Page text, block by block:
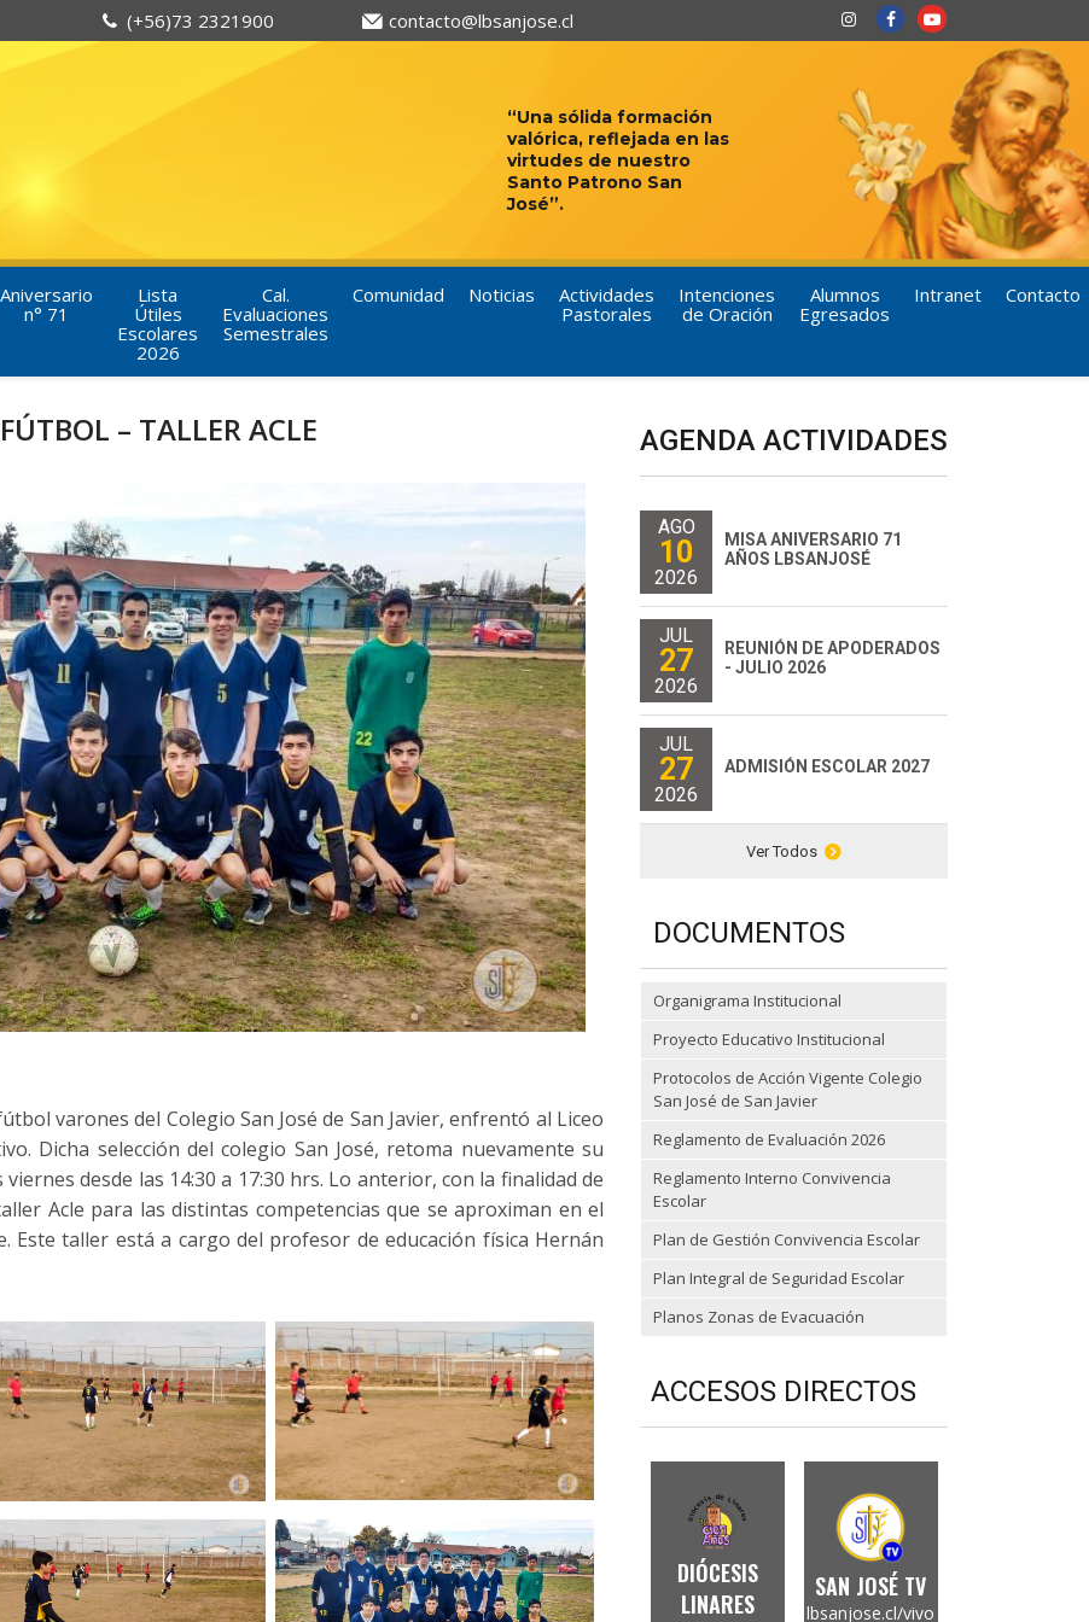
(+56)73 2321900 contacto@lbsanjose.cl
“Una sólida formación
valórica, reflejada en las
virtudes de nuestro
Santo Patrono San
José”.
Aniversario
n° 71
Lista
Útiles
Escolares
2026
Cal.
Evaluaciones
Semestrales
Comunidad Noticias
Actividades
Pastorales
Intenciones
de Oración
Alumnos
Egresados
Intranet Contacto
– TALLER ACLE
varones del Colegio San José de San Javier, enfrentó al Liceo
Dicha selección del colegio San José, retoma nuevamente su
desde las 14:30 a 17:30 hrs. Lo anterior, con la finalidad de
Acle para las distintas competencias que se aproximan en el
Este taller está a cargo del profesor de educación física Hernán
AGENDA ACTIVIDADES
AGO
10
2026
MISA ANIVERSARIO 71
AÑOS LBSANJOSÉ
JUL
27
2026
REUNIÓN DE APODERADOS
- JULIO 2026
JUL
27
2026
ADMISIÓN ESCOLAR 2027
Ver Todos
DOCUMENTOS
Organigrama Institucional
Proyecto Educativo Institucional
Protocolos de Acción Vigente Colegio
San José de San Javier
Reglamento de Evaluación 2026
Reglamento Interno Convivencia
Escolar
Plan de Gestión Convivencia Escolar
Plan Integral de Seguridad Escolar
Planos Zonas de Evacuación
ACCESOS DIRECTOS
DIÓCESIS
LINARES
SAN JOSÉ TV
lbsanjose.cl/vivo